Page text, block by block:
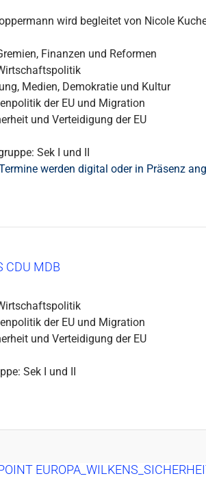
wird begleitet von Nicole
Finanzen und Reformen
Medien, Demokratie und Kultur
der EU und Migration
und Verteidigung der EU
Sek I und II
werden digital oder in Präsenz
CDU MDB
der EU und Migration
und Verteidigung der EU
Sek I und II